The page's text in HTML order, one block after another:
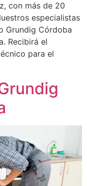
con más de 20
especialistas
Grundig Córdoba
Recibirá el
para el